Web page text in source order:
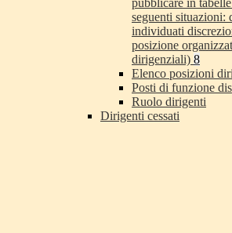
pubblicare in
seguenti situazioni:
individuati
posizione
dirigenziali) 8
Elenco posizioni
Posti di funzione
Ruolo dirigenti
Dirigenti cessati